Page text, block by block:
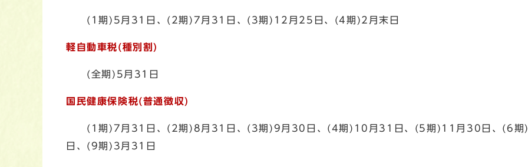
(1期)5月31日、(2期)7月31日、(3期)12月25日、(4期)2月末日
軽自動車税(種別割)
(全期)5月31日
国民健康保険税(普通徴収)
(1期)7月31日、(2期)8月31日、(3期)9月30日、(4期)10月31日、(5期)11月30日、(6期
日、(9期)3月31日